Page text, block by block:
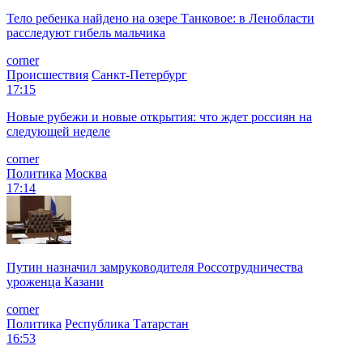
Тело ребенка найдено на озере Танковое: в Ленобласти
расследуют гибель мальчика
corner
Происшествия Санкт-Петербург
17:15
Новые рубежи и новые открытия: что ждет россиян на
следующей неделе
corner
Политика Москва
17:14
Путин назначил замруководителя Россотрудничества
уроженца Казани
corner
Политика Республика Татарстан
16:53